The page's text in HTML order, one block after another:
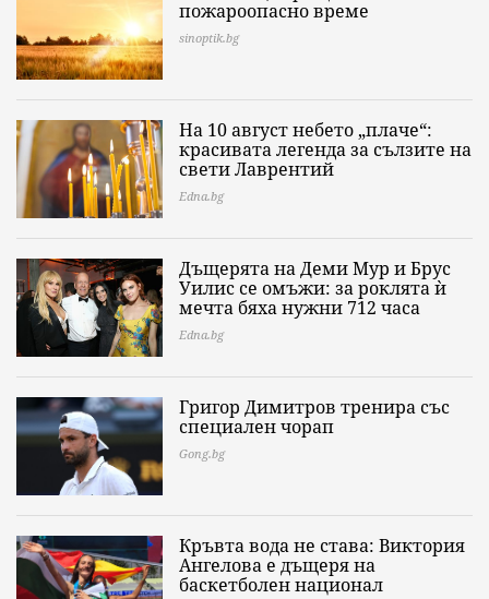
пожароопасно време
sinoptik.bg
На 10 август небето „плаче“:
красивата легенда за сълзите на
свети Лаврентий
Edna.bg
Дъщерята на Деми Мур и Брус
Уилис се омъжи: за роклята ѝ
мечта бяха нужни 712 часа
Edna.bg
Григор Димитров тренира със
специален чорап
Gong.bg
Кръвта вода не става: Виктория
Ангелова е дъщеря на
баскетболен национал